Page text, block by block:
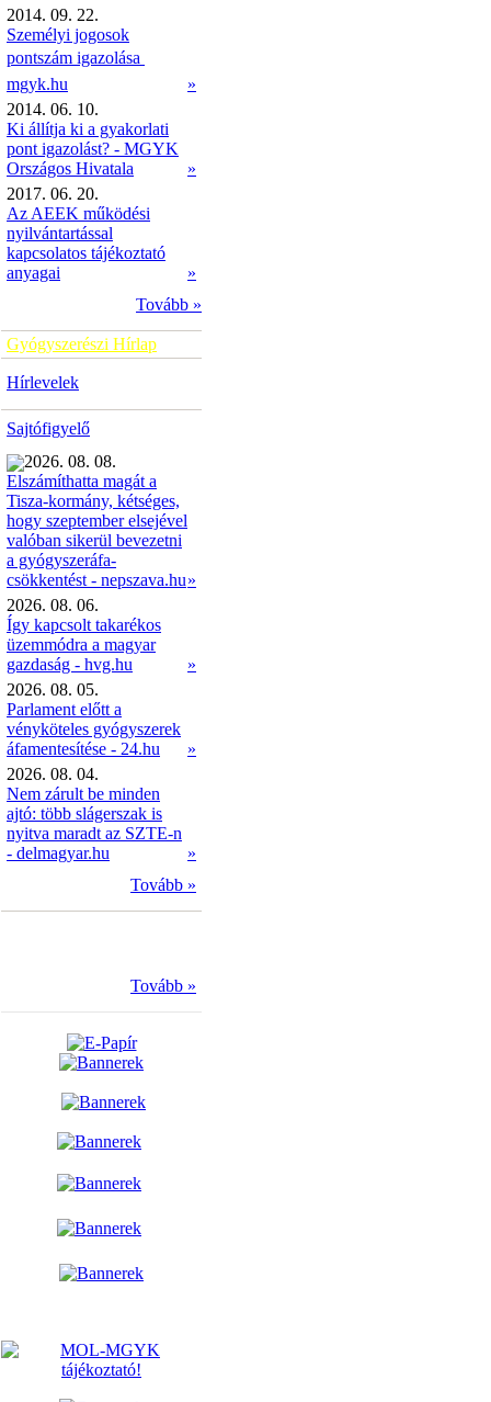
2014. 09. 22.
Személyi jogosok
pontszám igazolása 
mgyk.hu
»
2014. 06. 10.
Ki állítja ki a gyakorlati
pont igazolást? - MGYK
Országos Hivatala
»
2017. 06. 20.
Az AEEK működési
nyilvántartással
kapcsolatos tájékoztató
anyagai
»
Tovább »
Gyógyszerészi Hírlap
Hírlevelek
Sajtófigyelő
2026. 08. 08.
Elszámíthatta magát a
Tisza-kormány, kétséges,
hogy szeptember elsejével
valóban sikerül bevezetni
a gyógyszeráfa-
csökkentést - nepszava.hu»
2026. 08. 06.
Így kapcsolt takarékos
üzemmódra a magyar
gazdaság - hvg.hu
»
2026. 08. 05.
Parlament előtt a
vényköteles gyógyszerek
áfamentesítése - 24.hu
»
2026. 08. 04.
Nem zárult be minden
ajtó: több slágerszak is
nyitva maradt az SZTE-n
- delmagyar.hu
»
Tovább »
Tovább »